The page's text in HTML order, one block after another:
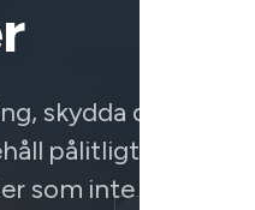
skydda dina data
pålitligt var som
som inte fungerar.